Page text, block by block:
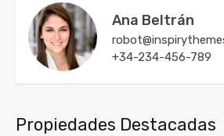
Ana Beltrán
+34-234-456-789
Propiedades Destacadas